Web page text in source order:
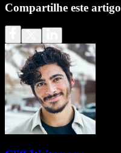
Compartilhe este artigo